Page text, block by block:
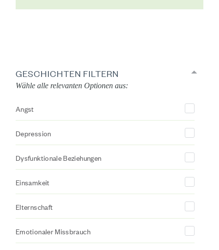
GESCHICHTEN FILTERN
Wähle alle relevanten Optionen aus:
Angst
Depression
Dysfunktionale Beziehungen
Einsamkeit
Elternschaft
Emotionaler Missbrauch